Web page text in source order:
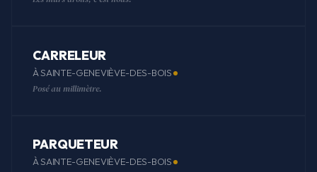
CARRELEUR
À SAINTE-GENEVIÈVE-DES-BOIS
Posé au millimètre.
PARQUETEUR
À SAINTE-GENEVIÈVE-DES-BOIS